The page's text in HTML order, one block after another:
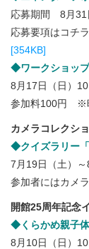
応募期間 8月31
応募要項はコチラ
[354KB]
◆ワークショップ
8月17日（日）
参加料100円 ※
カメラコレクシ
◆クイズラリー「
7月19日（土）
参加者にはカメ
開館25周年記念
◆くらかめ親子
8月10日（日）